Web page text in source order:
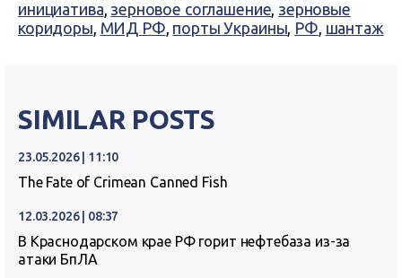
инициатива, зерновое соглашение, зерновые
коридоры, МИД РФ, порты Украины, РФ, шантаж
SIMILAR POSTS
23.05.2026 | 11:10
The Fate of Crimean Canned Fish
12.03.2026 | 08:37
В Краснодарском крае РФ горит нефтебаза из-за
атаки БпЛА